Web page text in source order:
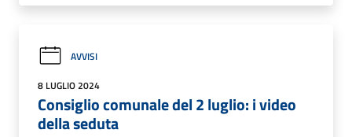
AVVISI
8 LUGLIO 2024
Consiglio comunale del 2 luglio: i video
della seduta